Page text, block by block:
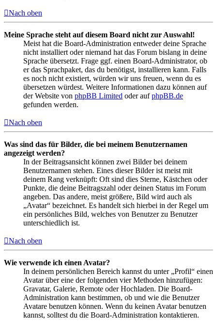
Nach oben
Meine Sprache steht auf diesem Board nicht zur Auswahl!
Meist hat die Board-Administration entweder deine Sprache
nicht installiert oder niemand hat das Forum bislang in deine
Sprache übersetzt. Frage ggf. einen Board-Administrator, ob
er das Sprachpaket, das du benötigst, installieren kann. Falls
es noch nicht existiert, würden wir uns freuen, wenn du es
übersetzen würdest. Weitere Informationen dazu können auf
der Website von phpBB Limited oder aufphpBB.de
gefunden werden.
Nach oben
Was sind das für Bilder, die bei meinem Benutzernamen
angezeigt werden?
In der Beitragsansicht können zwei Bilder bei deinem
Benutzernamen stehen. Eines dieser Bilder ist meist mit
deinem Rang verknüpft: Oft sind dies Sterne, Kästchen oder
Punkte, die deine Beitragszahl oder deinen Status im Forum
angeben. Das andere, meist größere, Bild wird auch als
„Avatar“ bezeichnet. Es handelt sich hierbei in der Regel um
ein persönliches Bild, welches von Benutzer zu Benutzer
unterschiedlich ist.
Nach oben
Wie verwende ich einen Avatar?
In deinem persönlichen Bereich kannst du unter „Profil“ einen
Avatar über eine der folgenden vier Methoden hinzufügen:
Gravatar, Galerie, Remote oder Hochladen. Die Board-
Administration kann bestimmen, ob und wie die Benutzer
Avatare benutzen können. Wenn du keinen Avatar benutzen
kannst, solltest du die Board-Administration kontaktieren.